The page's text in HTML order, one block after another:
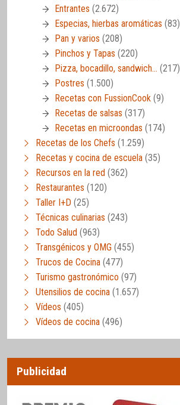
Entrantes (2.672)
Especias, hierbas aromáticas (83)
Pan y varios (208)
Pinchos y Tapas (220)
Pizza, bocadillo, sandwich… (217)
Postres (1.500)
Recetas con FussionCook (9)
Recetas de salsas (317)
Recetas en microondas (174)
Recetas de los Chefs (1.259)
Recetas y cocina de escuela (35)
Recursos en la red (362)
Restaurantes (120)
Taller I+D (25)
Técnicas culinarias (243)
Todo Salud (963)
Transgénicos y OMG (455)
Trucos de Cocina (477)
Turismo gastronómico (97)
Utensilios de cocina (1.657)
Vídeos (405)
Vídeos de cocina (496)
Publicidad